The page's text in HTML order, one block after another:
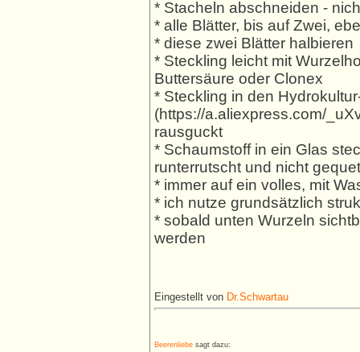
* Stacheln abschneiden -
* alle Blätter, bis auf Zwei,
* diese zwei Blätter halbieren
* Steckling leicht mit
Buttersäure oder Clonex
* Steckling in den
(https://a.aliexpress.com/
rausguckt
* Schaumstoff in ein Glas
runterrutscht und nicht
* immer auf ein volles, mit
* ich nutze grundsätzlich
* sobald unten Wurzeln
werden
Eingestellt von Dr.Schwartau
Beerenliebe sagt dazu: